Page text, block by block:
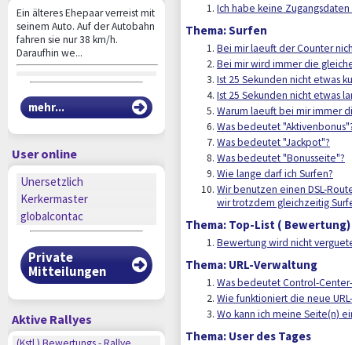
Ein älteres Ehepaar verreist mit
seinem Auto. Auf der Autobahn
fahren sie nur 38 km/h.
Daraufhin we...
mehr...
User online
Unersetzlich
Kerkermaster
globalcontac
Private
Mitteilungen
Aktive Rallyes
Ich habe keine
Thema: Surfen
Bei mir laeuft der Counter
Bei mir wird immer die
Ist 25 Sekunden nicht etwas
Ist 25 Sekunden nicht etwas
Warum laeuft bei mir immer
Was bedeutet
Was bedeutet "Jackpot"?
Was bedeutet "Bonusseite"?
Wie lange darf ich Surfen?
Wir benutzen einen DSL-
wir trotzdem gleichzeitig
Thema: Top-List ( Bewertung)
Bewertung wird nicht
Thema: URL-Verwaltung
Was bedeutet Control-
Wie funktioniert die neue
Wo kann ich meine Seite(n)
Thema: User des Tages